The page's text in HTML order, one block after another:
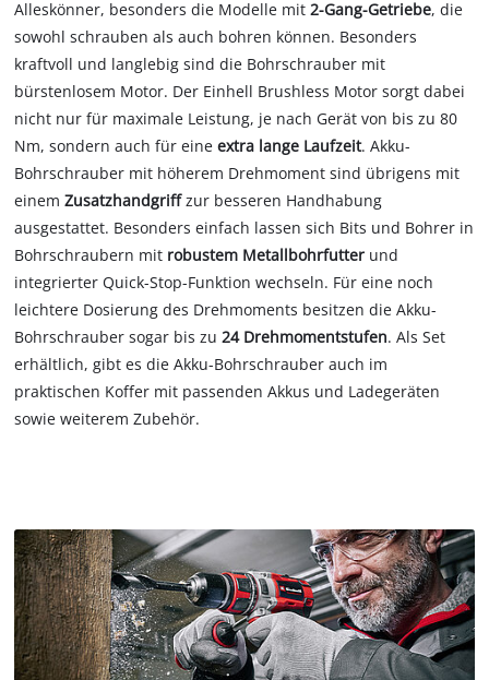
Alleskönner, besonders die Modelle mit2-Gang-Getriebe, die
sowohl schrauben als auch bohren können. Besonders
kraftvoll und langlebig sind die Bohrschrauber mit
bürstenlosem Motor. Der Einhell Brushless Motor sorgt dabei
nicht nur für maximale Leistung, je nach Gerät von bis zu 80
Nm, sondern auch für eineextra lange Laufzeit. Akku-
Bohrschrauber mit höherem Drehmoment sind übrigens mit
einemZusatzhandgriffzur besseren Handhabung
ausgestattet. Besonders einfach lassen sich Bits und Bohrer in
Bohrschraubern mit robustem Metallbohrfutter und
integrierter Quick-Stop-Funktion wechseln. Für eine noch
leichtere Dosierung des Drehmoments besitzen die Akku-
Bohrschrauber sogar bis zu24 Drehmomentstufen. Als Set
erhältlich, gibt es die Akku-Bohrschrauber auch im
praktischen Koffer mit passenden Akkus und Ladegeräten
sowie weiterem Zubehör.